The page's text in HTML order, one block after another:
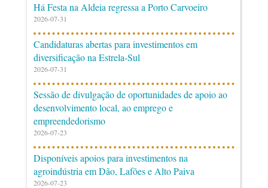
Há Festa na Aldeia regressa a Porto Carvoeiro
2026-07-31
Candidaturas abertas para investimentos em
diversificação na Estrela-Sul
2026-07-31
Sessão de divulgação de oportunidades de apoio ao
desenvolvimento local, ao emprego e
empreendedorismo
2026-07-23
Disponíveis apoios para investimentos na
agroindústria em Dão, Lafões e Alto Paiva
2026-07-23